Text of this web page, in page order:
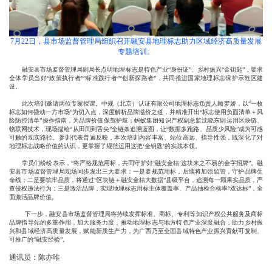
7月22日，县市场监督管理局组织召开融安县地理标志助力区域经济高质量发展
专题培训。
融安县市场监督管理局副局长点明地理标志是特色产业“身份证”、乡村振兴“金钥匙”，要求
全体学员当好“政策执行者”“标准践行者”“创新探路者”，共同推进国家地理标志保护示范区建
设。
此次培训邀请两位专家授课。中规（北京）认证有限公司地理标志负责人顾梦娇，以“一枚
标志如何撬动一方市场”为切入点，深度解析品牌溢价之道，并精准开出“标志使用负面清单＋风
险防控清单”操作指南，为品牌价值保驾护航；蚂蚁集团知识产权副总监沈晓东则运用区块链、
物联网技术，现场描绘“从田间到舌尖”全链条追溯蓝图，让“数据多跑路、品质少风险”成为可感
可触的现实路径。参训代表普遍反映，本次培训内容丰富、站位高远、指导性强，既深化了对
地理标志战略价值的认识，更掌握了规范运用这把‘金钥匙’的实战本领。
学员们纷纷表示，“将严格规范用标，共同守护好‘融安金桔’这块来之不易的金字招牌”。融
安县市场监督管理局现场同步发出三大要求：一是要规范用标，后续将加强监管，守护品牌生
命线；二是要筑牢品质，将通过“区块链＋融安金桔大数据”县级平台，追溯每一颗果实品质，严
查侵权违法行为；三是激活品牌，实现地理标志用标主体覆盖率、产品抽检合格率“双达标”，全
面激活品牌价值。
下一步，融安县市场监督管理局将持续发挥标准、商标、专利等知识产权公共服务及商标
品牌指导站的多重作用，加大服务力度，推动地理标志与地方特色产业深度融合，助力乡村振
兴和县域经济高质量发展，赋能新质生产力，为广西乃至全国县域特色产业振兴贡献可复制、
可推广的“融安经验”。
通讯员：陈亦唯